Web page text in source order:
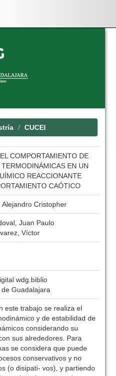
CUCEI
COMPORTAMIENTO DE
TERMODINÁMICAS EN UN
REACCIONANTE
CAÓTICO
Alejandro Cristopher
Juan Paulo
Víctor
wdg.biblio
Guadalajara
este trabajo se realiza el
y de estabilidad de
considerando su
sus alrededores. Para
se considera que puede
conservativos y no
(o disipati- vos), y partiendo